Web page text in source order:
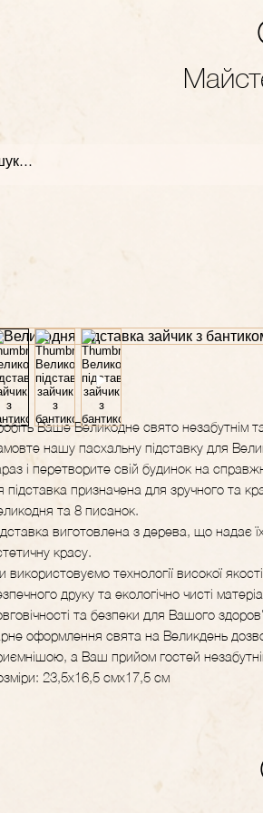
Ваше Великодне свято незабутнім
нашу пасхальну підставку для
і перетворите свій будинок на
підставка призначена для зручного та
та 8 писанок.
виготовлена з дерева, що надає
красу.
використовуємо технології високої
друку та екологічно чисті
та безпеки для Вашого
оформлення свята на Великдень
а Ваш прийом гостей
23,5х16,5 смх17,5 см